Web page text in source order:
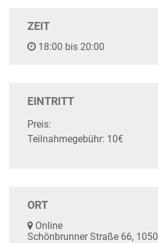
ZEIT
18:00 bis 20:00
EINTRITT
Preis:
Teilnahmegebühr: 10€
ORT
Online
Schönbrunner Straße 66, 1050